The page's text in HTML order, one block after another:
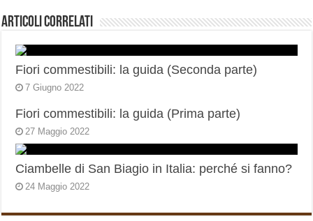
Articoli correlati
Fiori commestibili: la guida (Seconda parte)
7 Giugno 2022
Fiori commestibili: la guida (Prima parte)
27 Maggio 2022
Ciambelle di San Biagio in Italia: perché si fanno?
24 Maggio 2022